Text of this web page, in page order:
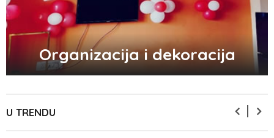
Organizacija i dekoracija
U TRENDU
5 načina kako da pobedite stres